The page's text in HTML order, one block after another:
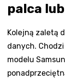
palca
Kolejną zaletą
danych.
modelu